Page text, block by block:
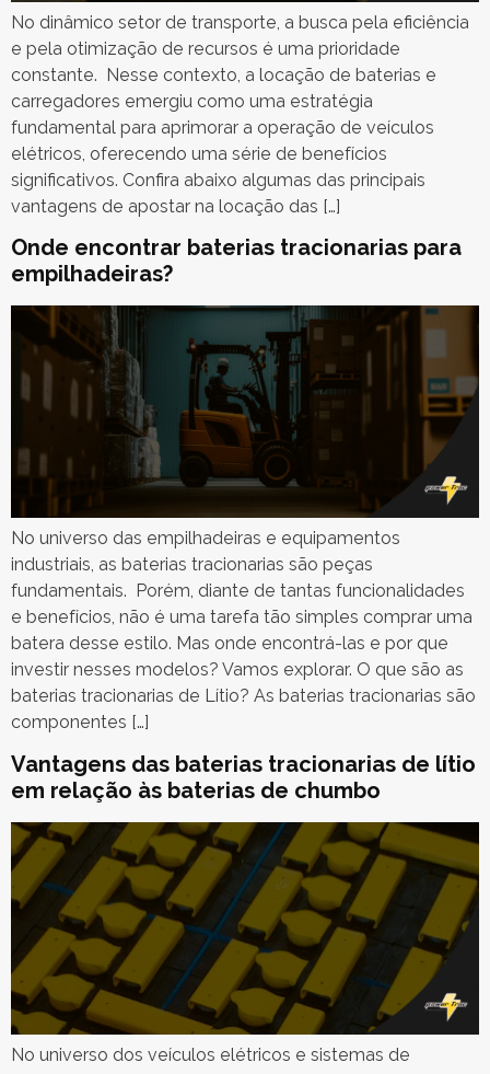
No dinâmico setor de transporte, a busca pela eficiência
e pela otimização de recursos é uma prioridade
constante. Nesse contexto, a locação de baterias e
carregadores emergiu como uma estratégia
fundamental para aprimorar a operação de veículos
elétricos, oferecendo uma série de benefícios
significativos. Confira abaixo algumas das principais
vantagens de apostar na locação das […]
Onde encontrar baterias tracionarias para
empilhadeiras?
No universo das empilhadeiras e equipamentos
industriais, as baterias tracionarias são peças
fundamentais. Porém, diante de tantas funcionalidades
e benefícios, não é uma tarefa tão simples comprar uma
batera desse estilo. Mas onde encontrá-las e por que
investir nesses modelos? Vamos explorar. O que são as
baterias tracionarias de Lítio? As baterias tracionarias são
componentes […]
Vantagens das baterias tracionarias de lítio
em relação às baterias de chumbo
No universo dos veículos elétricos e sistemas de